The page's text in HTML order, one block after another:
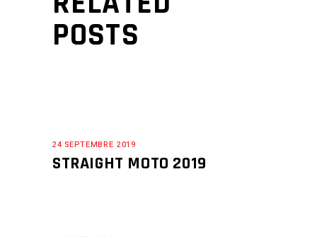
POSTS
24 SEPTEMBRE 2019
STRAIGHT MOTO 2019